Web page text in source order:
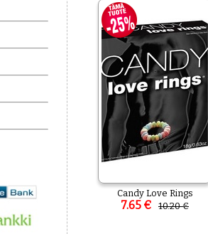
Candy Love Rings
7.65 € 10.20 €